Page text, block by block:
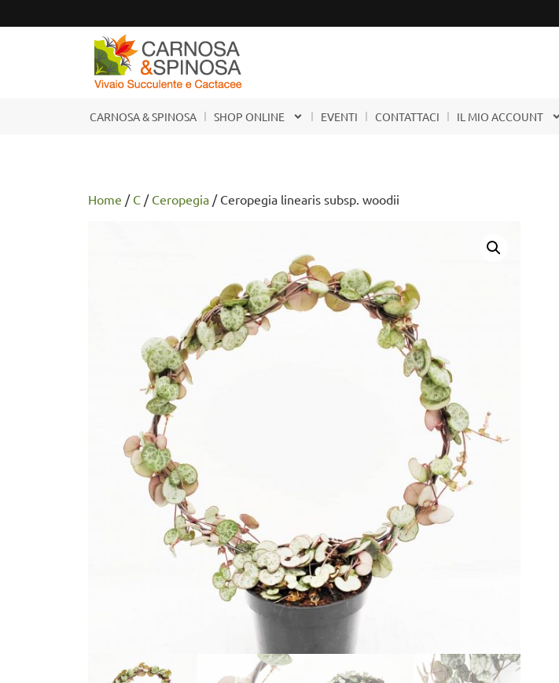
CARNOSA & SPINOSA SHOP ONLINE EVENTI CONTATTACI IL MIO ACCOUNT
Home / C / Ceropegia / Ceropegia linearis subsp. woodii